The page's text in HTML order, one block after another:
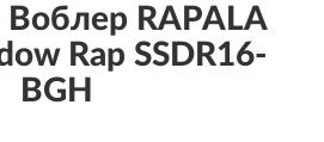
RAPALA
Rap SSDR16-
BGH